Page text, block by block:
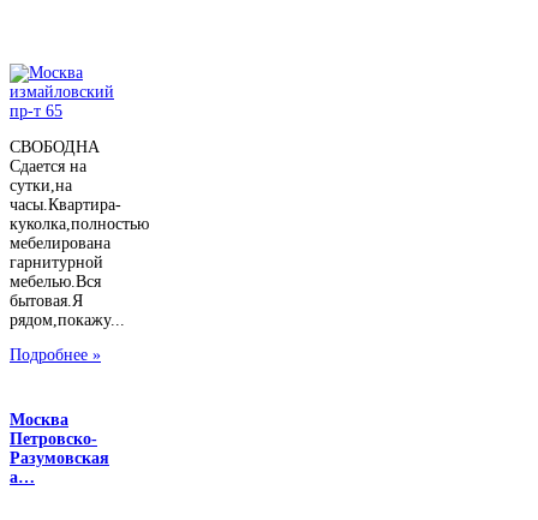
СВОБОДНА
Сдается на
сутки,на
часы.Квартира-
куколка,полностью
мебелирована
гарнитурной
мебелью.Вся
бытовая.Я
рядом,покажу...
Подробнее »
Москва
Петровско-
Разумовская
а…